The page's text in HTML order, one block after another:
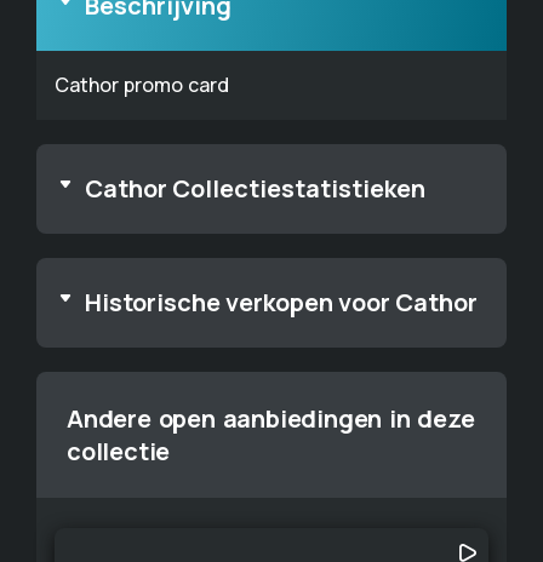
Cathor promo card
Cathor Collectiestatistieken
Historische verkopen voor Cathor
Andere open aanbiedingen in deze
collectie